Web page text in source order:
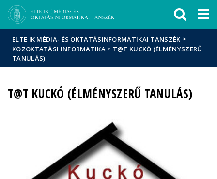
Események
sajtóban
ELTE IK MÉDIA- ÉS OKTATÁSINFORMATIKAI TANSZÉK >
KÖZOKTATÁSI INFORMATIKA > T@T KUCKÓ (ÉLMÉNYSZERŰ
TANULÁS)
T@T KUCKÓ (ÉLMÉNYSZERŰ TANULÁS)